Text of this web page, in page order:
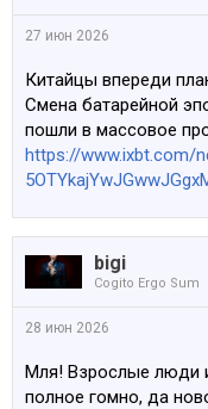
27 июн 2026
Китайцы впереди
Смена батарейной
пошли в массовое
https://www.ixbt.com/
bigi
Cogito Ergo Sum
28 июн 2026
Мля! Взрослые люди
полное гомно, да